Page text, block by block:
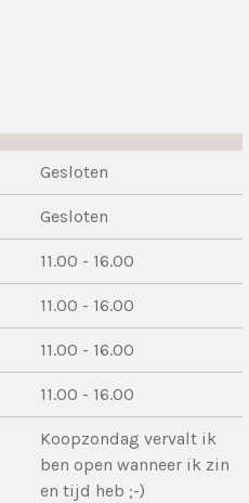
Gesloten
Gesloten
11.00 - 16.00
11.00 - 16.00
11.00 - 16.00
11.00 - 16.00
Koopzondag vervalt ik
ben open wanneer ik zin
en tijd heb ;-)